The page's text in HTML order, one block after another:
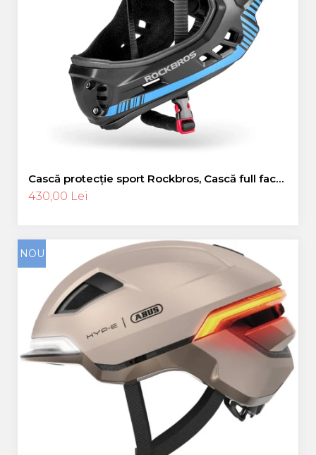
Cască protecție sport Rockbros, Cască full face,
albastru 55-58 cm
430,00 Lei
NOU